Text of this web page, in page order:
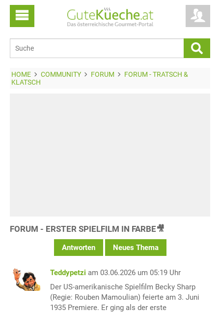
HOME COMMUNITY FORUM
FORUM - TRATSCH &
KLATSCH
FORUM - ERSTER SPIELFILM IN FARBE🎥
Antworten Neues Thema
Teddypetzi am 03.06.2026 um 05:19 Uhr
Der US-amerikanische Spielfilm Becky Sharp
(Regie: Rouben Mamoulian) feierte am 3. Juni
1935 Premiere. Er ging als der erste